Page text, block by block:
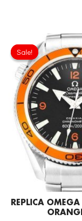
Sale!
Sale!
REPLICA